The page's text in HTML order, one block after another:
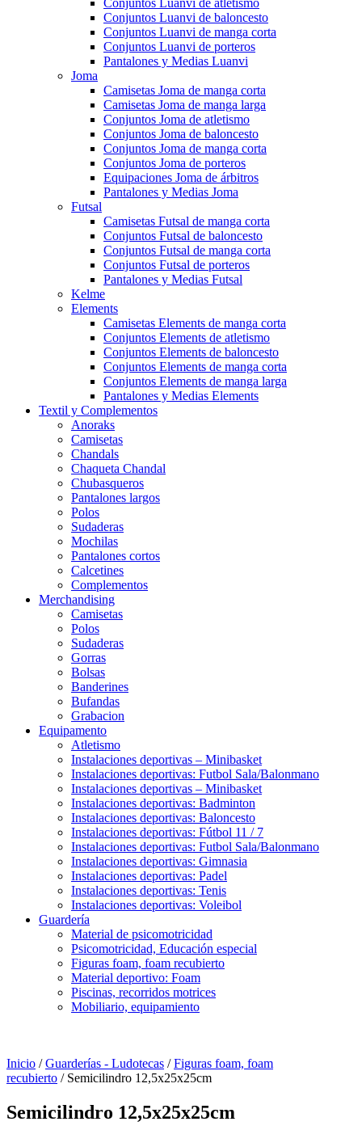
Conjuntos Luanvi de atletismo
Conjuntos Luanvi de baloncesto
Conjuntos Luanvi de manga corta
Conjuntos Luanvi de porteros
Pantalones y Medias Luanvi
Joma
Camisetas Joma de manga corta
Camisetas Joma de manga larga
Conjuntos Joma de atletismo
Conjuntos Joma de baloncesto
Conjuntos Joma de manga corta
Conjuntos Joma de porteros
Equipaciones Joma de árbitros
Pantalones y Medias Joma
Futsal
Camisetas Futsal de manga corta
Conjuntos Futsal de baloncesto
Conjuntos Futsal de manga corta
Conjuntos Futsal de porteros
Pantalones y Medias Futsal
Kelme
Elements
Camisetas Elements de manga corta
Conjuntos Elements de atletismo
Conjuntos Elements de baloncesto
Conjuntos Elements de manga corta
Conjuntos Elements de manga larga
Pantalones y Medias Elements
Textil y Complementos
Anoraks
Camisetas
Chandals
Chaqueta Chandal
Chubasqueros
Pantalones largos
Polos
Sudaderas
Mochilas
Pantalones cortos
Calcetines
Complementos
Merchandising
Camisetas
Polos
Sudaderas
Gorras
Bolsas
Banderines
Bufandas
Grabacion
Equipamento
Atletismo
Instalaciones deportivas – Minibasket
Instalaciones deportivas: Futbol Sala/Balonmano
Instalaciones deportivas – Minibasket
Instalaciones deportivas: Badminton
Instalaciones deportivas: Baloncesto
Instalaciones deportivas: Fútbol 11 / 7
Instalaciones deportivas: Futbol Sala/Balonmano
Instalaciones deportivas: Gimnasia
Instalaciones deportivas: Padel
Instalaciones deportivas: Tenis
Instalaciones deportivas: Voleibol
Guardería
Material de psicomotricidad
Psicomotricidad, Educación especial
Figuras foam, foam recubierto
Material deportivo: Foam
Piscinas, recorridos motrices
Mobiliario, equipamiento
Inicio /Guarderías - Ludotecas /Figuras foam, foam
recubierto / Semicilindro 12,5x25x25cm
Semicilindro 12,5x25x25cm